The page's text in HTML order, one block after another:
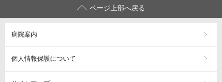
ページ上部へ戻る
病院案内
個人情報保護について